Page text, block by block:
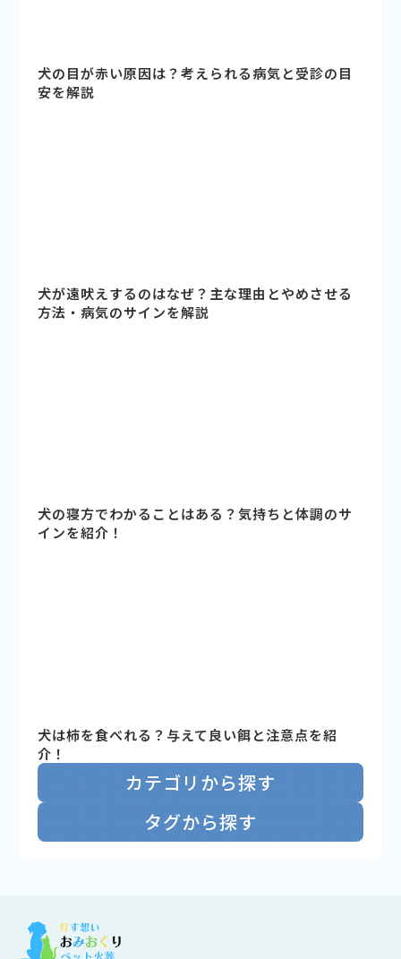
犬の目が赤い原因は？考えられる病気と受診の目
安を解説
犬が遠吠えするのはなぜ？主な理由とやめさせる
方法・病気のサインを解説
犬の寝方でわかることはある？気持ちと体調のサ
インを紹介！
犬は柿を食べれる？与えて良い餌と注意点を紹
介！
カテゴリから探す
タグから探す